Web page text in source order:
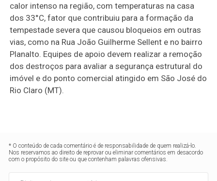
calor intenso na região, com temperaturas na casa
dos 33°C, fator que contribuiu para a formação da
tempestade severa que causou bloqueios em outras
vias, como na Rua João Guilherme Sellent e no bairro
Planalto. Equipes de apoio devem realizar a remoção
dos destroços para avaliar a segurança estrutural do
imóvel e do ponto comercial atingido em São José do
Rio Claro (MT).
* O conteúdo de cada comentário é de responsabilidade de quem realizá-lo.
Nos reservamos ao direito de reprovar ou eliminar comentários em desacordo
com o propósito do site ou que contenham palavras ofensivas.